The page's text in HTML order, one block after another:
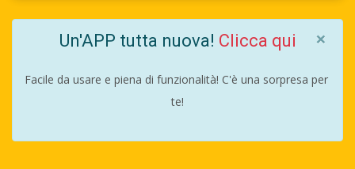
Un'APP tutta nuova! Clicca qui
Facile da usare e piena di funzionalità! C'è una sorpresa per
te!
×